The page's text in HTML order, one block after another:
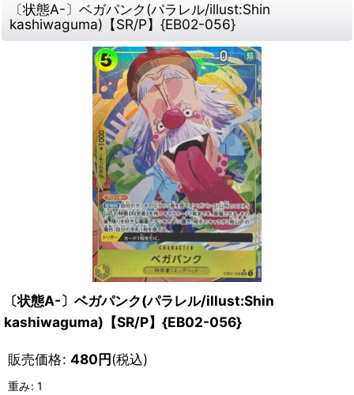
〔状態A-〕ベガパンク(パラレル/illust:Shin
kashiwaguma)【SR/P】{EB02-056}
〔状態A-〕ベガパンク(パラレル/illust:Shin
kashiwaguma)【SR/P】{EB02-056}
販売価格: 480円(税込)
重み: 1